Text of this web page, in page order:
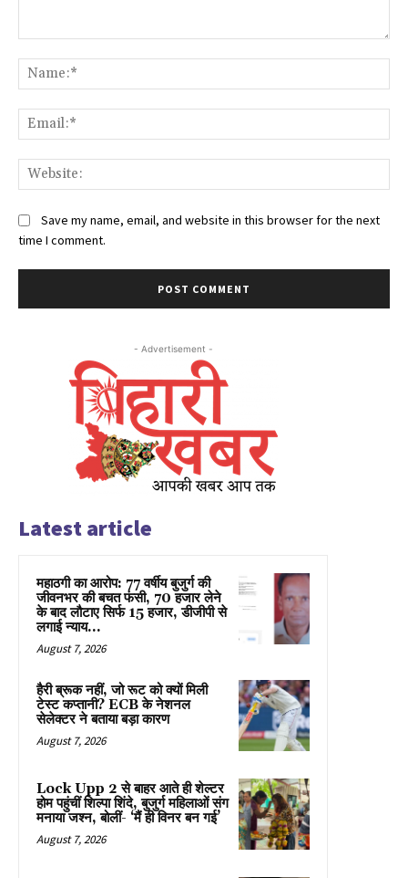
Save my name, email, and website in this browser for the next
time I comment.
- Advertisement -
Latest article
महाठगी का आरोप: 77 वर्षीय बुजुर्ग की
जीवनभर की बचत फंसी, 70 हजार लेने
के बाद लौटाए सिर्फ 15 हजार, डीजीपी से
लगाई न्याय...
August 7, 2026
हैरी ब्रूक नहीं, जो रूट को क्यों मिली
टेस्ट कप्तानी? ECB के नेशनल
सेलेक्टर ने बताया बड़ा कारण
August 7, 2026
Lock Upp 2 से बाहर आते ही शेल्टर
होम पहुंचीं शिल्पा शिंदे, बुजुर्ग महिलाओं संग
मनाया जश्न, बोलीं- ‘मैं ही विनर बन गई’
August 7, 2026